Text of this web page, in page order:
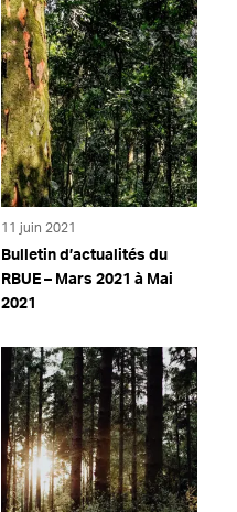
11 juin 2021
Bulletin d’actualités du
RBUE – Mars 2021 à Mai
2021